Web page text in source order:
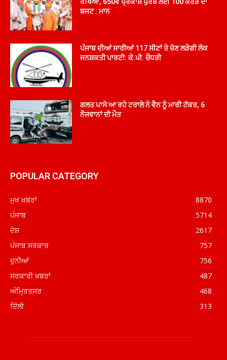
ਬਜਟ : ਮਾਨ
ਪੰਜਾਬ ਦੀਆਂ ਸਾਰੀਆਂ 117 ਸੀਟਾਂ ਤੇ ਚੋਣ ਲੜੇਗੀ ਲੋਕ
ਜਨਸ਼ਕਤੀ ਪਾਰਟੀ: ਕੇ.ਪੀ. ਚੌਧਰੀ
ਗਲਤ ਪਾਸੇ ਆ ਰਹੇ ਟਰਾਲੇ ਨੇ ਵੈਨ ਨੂੰ ਮਾਰੀ ਟੱਕਰ, 6
ਨੌਜਵਾਨਾਂ ਦੀ ਮੌਤ
POPULAR CATEGORY
ਮੁਖ ਖ਼ਬਰਾਂ
8870
ਪੰਜਾਬ
5714
ਦੇਸ਼
2617
ਪੰਜਾਬ ਸਰਕਾਰ
757
ਦੁਨੀਆਂ
756
ਸਰਕਾਰੀ ਖ਼ਬਰਾਂ
487
ਅੰਮ੍ਰਿਤਸਰ
468
ਦਿੱਲੀ
313